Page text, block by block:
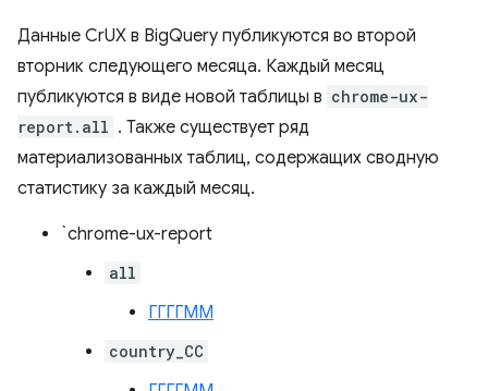
Данные CrUX в BigQuery публикуются во второй
вторник следующего месяца. Каждый месяц
публикуются в виде новой таблицы в chrome-ux-
report.all . Также существует ряд
материализованных таблиц, содержащих сводную
статистику за каждый месяц.
`chrome-ux-report
all
ГГГГММ
country_CC